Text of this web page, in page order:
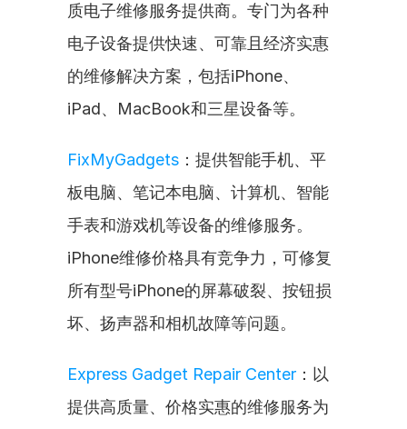
质电子维修服务提供商。专门为各种
电子设备提供快速、可靠且经济实惠
的维修解决方案，包括iPhone、
iPad、MacBook和三星设备等。
FixMyGadgets ：提供智能手机、平
板电脑、笔记本电脑、计算机、智能
手表和游戏机等设备的维修服务。
iPhone维修价格具有竞争力，可修复
所有型号iPhone的屏幕破裂、按钮损
坏、扬声器和相机故障等问题。
Express Gadget Repair Center ：以
提供高质量、价格实惠的维修服务为